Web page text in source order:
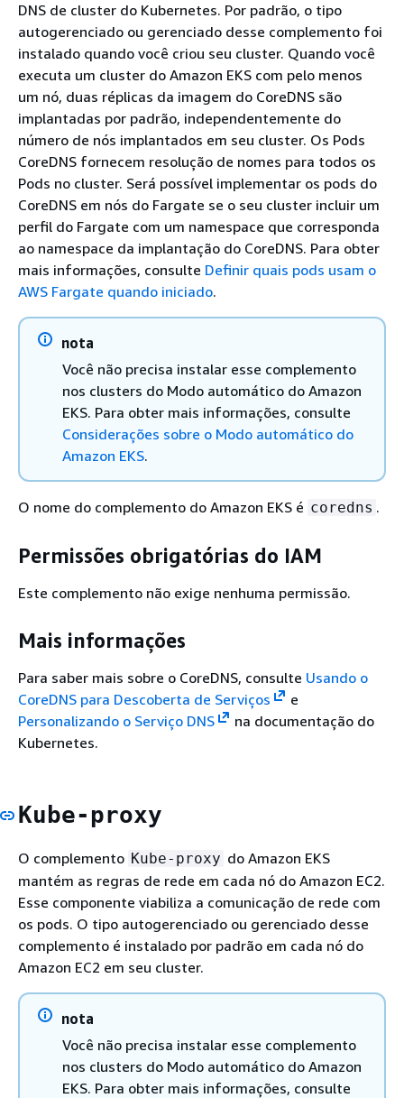
DNS de cluster do Kubernetes. Por padrão, o tipo
autogerenciado ou gerenciado desse complemento foi
instalado quando você criou seu cluster. Quando você
executa um cluster do Amazon EKS com pelo menos
um nó, duas réplicas da imagem do CoreDNS são
implantadas por padrão, independentemente do
número de nós implantados em seu cluster. Os Pods
CoreDNS fornecem resolução de nomes para todos os
Pods no cluster. Será possível implementar os pods do
CoreDNS em nós do Fargate se o seu cluster incluir um
perfil do Fargate com um namespace que corresponda
ao namespace da implantação do CoreDNS. Para obter
mais informações, consulte Definir quais pods usam o
AWS Fargate quando iniciado.
nota
Você não precisa instalar esse complemento
nos clusters do Modo automático do Amazon
EKS. Para obter mais informações, consulte
Considerações sobre o Modo automático do
Amazon EKS.
O nome do complemento do Amazon EKS é coredns .
Permissões obrigatórias do IAM
Este complemento não exige nenhuma permissão.
Mais informações
Para saber mais sobre o CoreDNS, consulte Usando o
CoreDNS para Descoberta de Serviços
e
Personalizando o Serviço DNS
na documentação do
Kubernetes.
Kube-proxy
O complemento Kube-proxy do Amazon EKS
mantém as regras de rede em cada nó do Amazon EC2.
Esse componente viabiliza a comunicação de rede com
os pods. O tipo autogerenciado ou gerenciado desse
complemento é instalado por padrão em cada nó do
Amazon EC2 em seu cluster.
nota
Você não precisa instalar esse complemento
nos clusters do Modo automático do Amazon
EKS. Para obter mais informações, consulte